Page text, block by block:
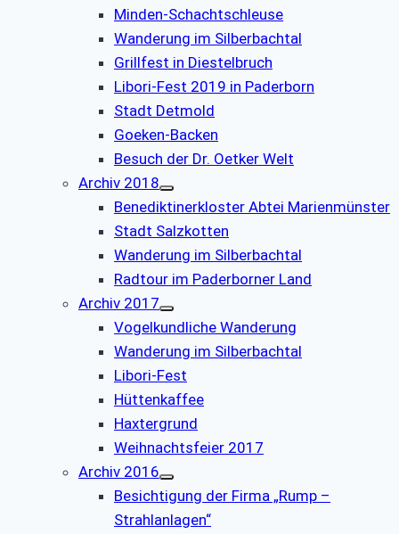
Minden-Schachtschleuse
Wanderung im Silberbachtal
Grillfest in Diestelbruch
Libori-Fest 2019 in Paderborn
Stadt Detmold
Goeken-Backen
Besuch der Dr. Oetker Welt
Archiv 2018
Benediktinerkloster Abtei Marienmünster
Stadt Salzkotten
Wanderung im Silberbachtal
Radtour im Paderborner Land
Archiv 2017
Vogelkundliche Wanderung
Wanderung im Silberbachtal
Libori-Fest
Hüttenkaffee
Haxtergrund
Weihnachtsfeier 2017
Archiv 2016
Besichtigung der Firma „Rump –
Strahlanlagen“